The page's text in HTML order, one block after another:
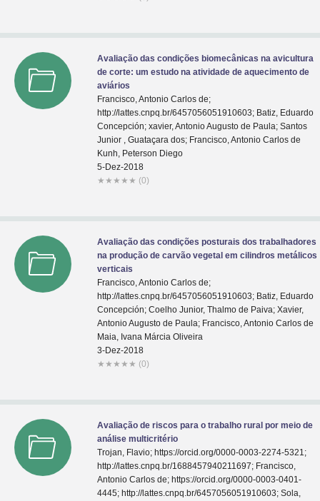
Avaliação das condições biomecânicas na avicultura
de corte: um estudo na atividade de aquecimento de
aviários
Francisco, Antonio Carlos de;
http://lattes.cnpq.br/6457056051910603; Batiz, Eduardo
Concepción; xavier, Antonio Augusto de Paula; Santos
Junior , Guataçara dos; Francisco, Antonio Carlos de
Kunh, Peterson Diego
5-Dez-2018
★ ★ ★ ★ ★ (0)
Avaliação das condições posturais dos trabalhadores
na produção de carvão vegetal em cilindros metálicos
verticais
Francisco, Antonio Carlos de;
http://lattes.cnpq.br/6457056051910603; Batiz, Eduardo
Concepción; Coelho Junior, Thalmo de Paiva; Xavier,
Antonio Augusto de Paula; Francisco, Antonio Carlos de
Maia, Ivana Márcia Oliveira
3-Dez-2018
★ ★ ★ ★ ★ (0)
Avaliação de riscos para o trabalho rural por meio de
análise multicritério
Trojan, Flavio; https://orcid.org/0000-0003-2274-5321;
http://lattes.cnpq.br/1688457940211697; Francisco,
Antonio Carlos de; https://orcid.org/0000-0003-0401-
4445; http://lattes.cnpq.br/6457056051910603; Sola,